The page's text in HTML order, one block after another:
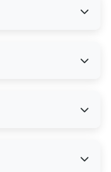
且未來課程更新
買的學員。
特殊支持，讓您
造額外收入。
從中獲益。特別
求事業與生活平
分鐘填寫「人格
進轉化過程。